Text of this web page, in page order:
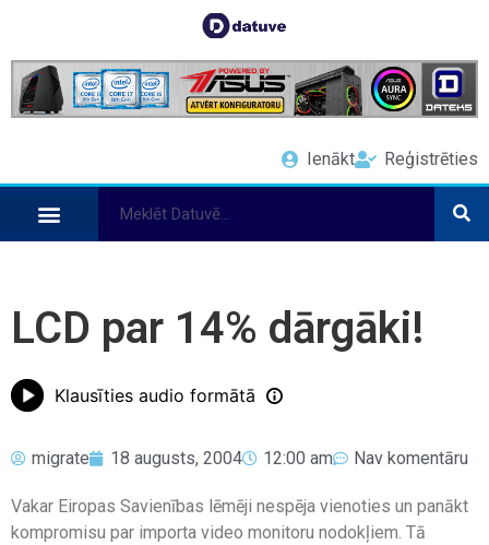
Ienākt Reģistrēties
LCD par 14% dārgāki!
Klausīties audio formātā
migrate 18 augusts, 2004 12:00 am Nav komentāru
Vakar Eiropas Savienības lēmēji nespēja vienoties un panākt
kompromisu par importa video monitoru nodokļiem. Tā